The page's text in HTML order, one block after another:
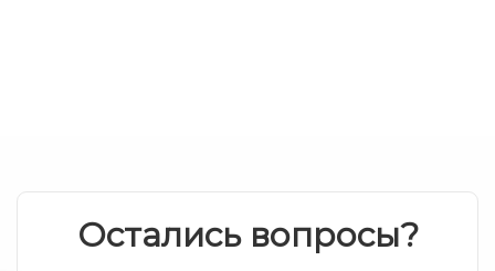
Остались вопросы?